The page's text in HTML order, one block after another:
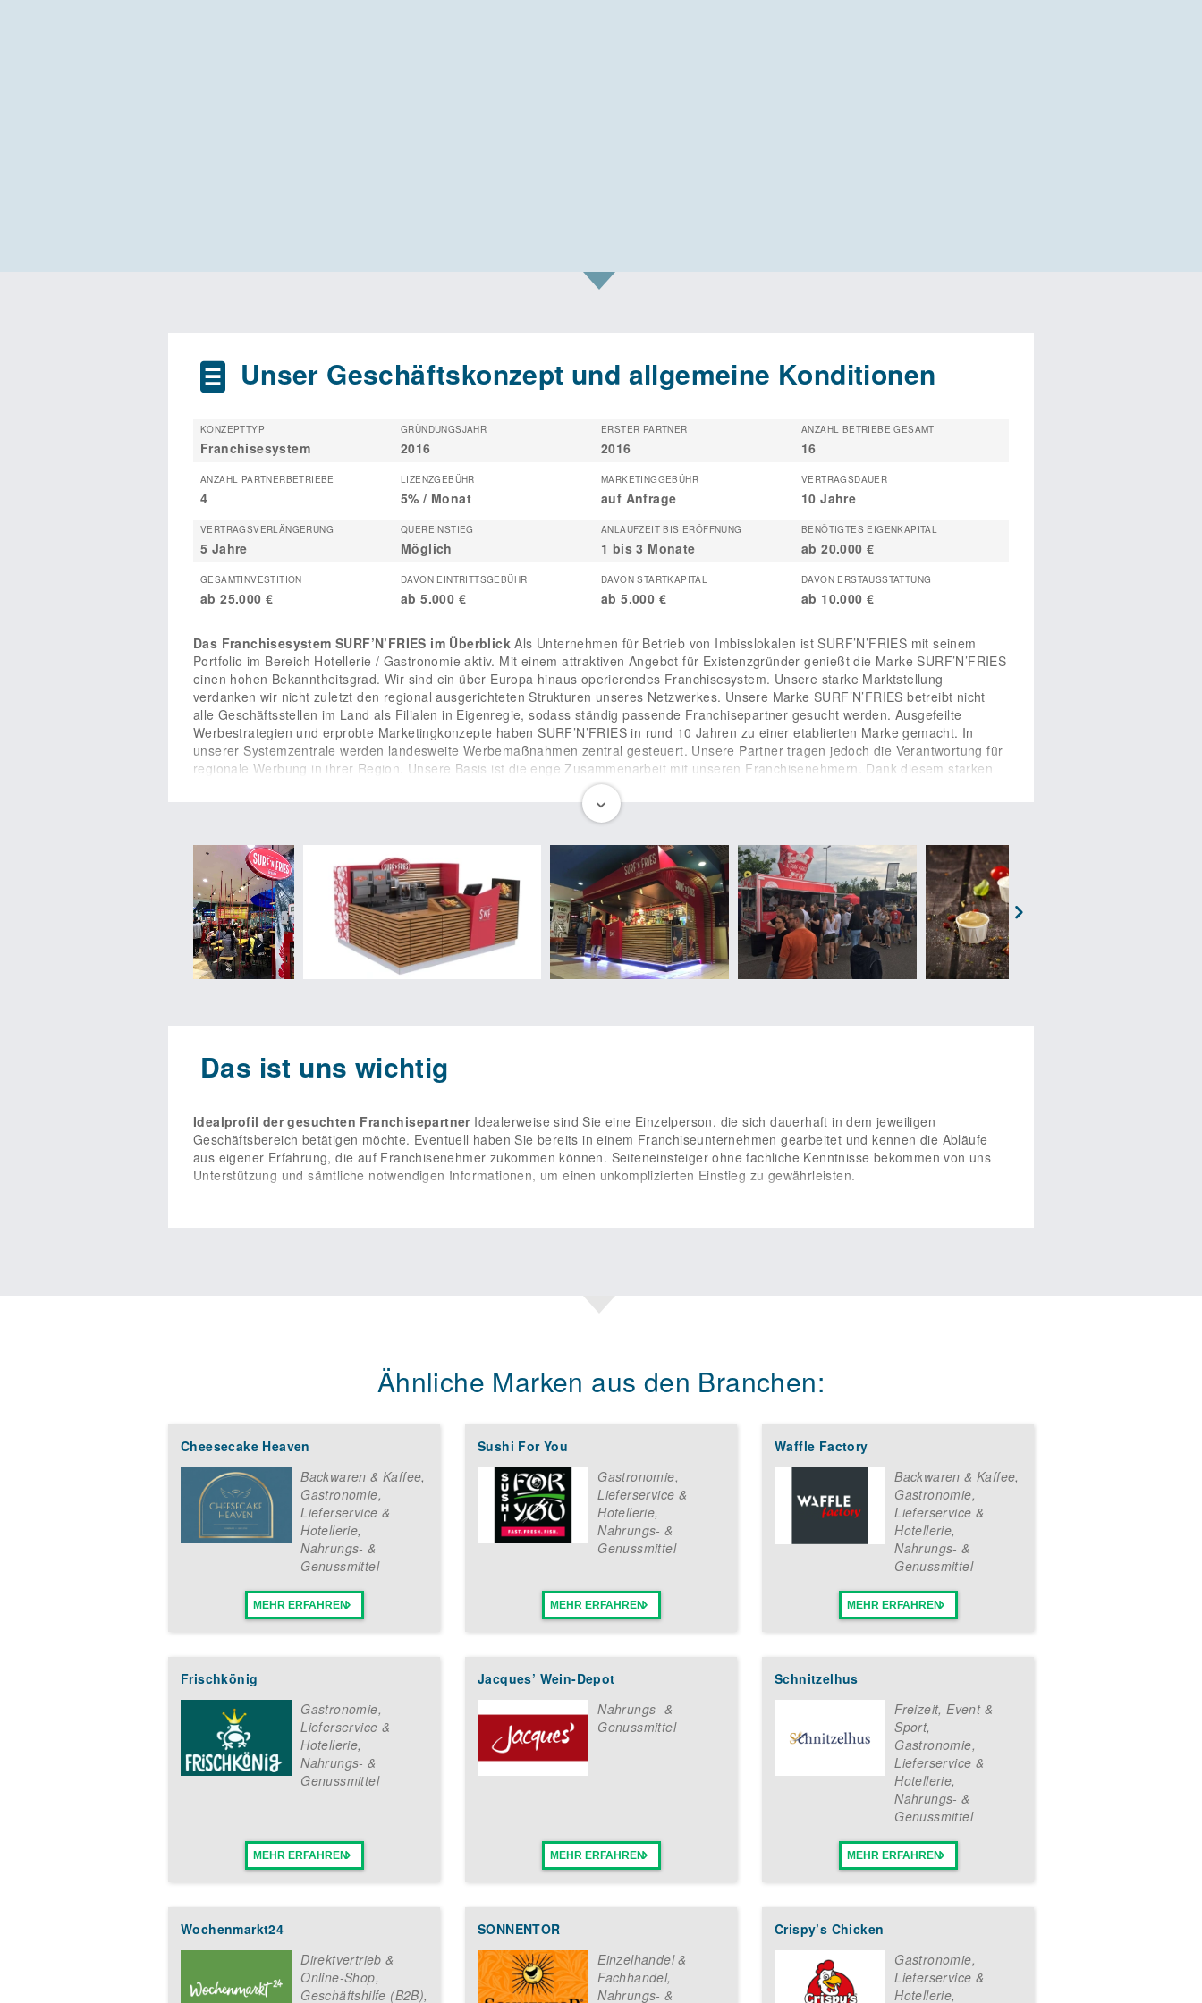
Unser Geschäftskonzept und allgemeine Konditionen
KONZEPTTYP
Franchisesystem
GRÜNDUNGSJAHR
2016
ERSTER PARTNER
2016
ANZAHL BETRIEBE GESAMT
16
ANZAHL PARTNERBETRIEBE
4
LIZENZGEBÜHR
5% / Monat
MARKETINGGEBÜHR
auf Anfrage
VERTRAGSDAUER
10 Jahre
VERTRAGSVERLÄNGERUNG
5 Jahre
QUEREINSTIEG
Möglich
ANLAUFZEIT BIS ERÖFFNUNG
1 bis 3 Monate
BENÖTIGTES EIGENKAPITAL
ab 20.000 €
GESAMTINVESTITION
ab 25.000 €
DAVON EINTRITTSGEBÜHR
ab 5.000 €
DAVON STARTKAPITAL
ab 5.000 €
DAVON ERSTAUSSTATTUNG
ab 10.000 €
Das Franchisesystem SURF’N’FRIES im Überblick Als Unternehmen für Betrieb von Imbisslokalen ist SURF’N’FRIES mit seinem
Portfolio im Bereich Hotellerie / Gastronomie aktiv. Mit einem attraktiven Angebot für Existenzgründer genießt die Marke SURF’N’FRIES
einen hohen Bekanntheitsgrad. Wir sind ein über Europa hinaus operierendes Franchisesystem. Unsere starke Marktstellung
verdanken wir nicht zuletzt den regional ausgerichteten Strukturen unseres Netzwerkes. Unsere Marke SURF’N’FRIES betreibt nicht
alle Geschäftsstellen im Land als Filialen in Eigenregie, sodass ständig passende Franchisepartner gesucht werden. Ausgefeilte
Werbestrategien und erprobte Marketingkonzepte haben SURF’N’FRIES in rund 10 Jahren zu einer etablierten Marke gemacht. In
unserer Systemzentrale werden landesweite Werbemaßnahmen zentral gesteuert. Unsere Partner tragen jedoch die Verantwortung für
regionale Werbung in ihrer Region. Unsere Basis ist die enge Zusammenarbeit mit unseren Franchisenehmern. Dank diesem starken
Netzwerk sind wir heute ein etablierter Marktteilnehmer in Deutschland.
Franchisenehmer bekommen von uns jede erdenkliche Unterstützung, sodass sie insbesondere am Anfang nicht ganz allein auf sich
gestellt sind. Wir kümmern uns dauerhaft um anfallende administrative Tätigkeiten, sodass der Fokus für unsere Partner auf dem
Vertriebsaufgaben konzentrieren. Wir stellen unseren Franchisenehmern ein umfangreiches Paket mit verschiedenen Leistungen zur
Verfügung, das ihnen bei der Existenzgründung beste Bedingungen für langfristige Erfolge bei begrenzten Kosten bietet. Wir stehen
unseren Partnern mit sachkundiger Beratung und laufender Weiterbildung bei allen Fragen rund um die Leitung eines Partnerbetriebes
zur Seite. Sie verwenden das renommierte Know-how von SURF’N’FRIES und ein umfassendes Produktangebot für sämtliche
Altersgruppen und profitieren von der Möglichkeit, bei uns zentral einzukaufen. Zur Umsetzung in der Region entwickeln unsere
erfahrenen Marketingexperten überzeugende Werbekonzepte. Auf diese Weise profitieren unsere Partner von einer starken
Werbegemeinschaft. Bei SURF’N’FRIES versteht man sich mit seinen Franchisenehmern als Partner, die sich kontinuierlich über
Erfahrungen und Neuerungen austauschen. Wir unterstützen unsere Franchisepartner aktiv und stehen ihnen mit Rat und Tat zur
freuen uns auf Sie! SURF’N’FRIES „The next big thing in Franchising!“
Next
Das ist uns wichtig
Idealprofil der gesuchten FranchisepartnerIdealerweise sind Sie eine Einzelperson, die sich dauerhaft in dem jeweiligen
Geschäftsbereich betätigen möchte. Eventuell haben Sie bereits in einem Franchiseunternehmen gearbeitet und kennen die Abläufe
aus eigener Erfahrung, die auf Franchisenehmer zukommen können. Seiteneinsteiger ohne fachliche Kenntnisse bekommen von uns
Unterstützung und sämtliche notwendigen Informationen, um einen unkomplizierten Einstieg zu gewährleisten.
Ähnliche Marken aus den Branchen:
Cheesecake Heaven
Backwaren & Kaffee,
Gastronomie,
Lieferservice &
Hotellerie,
Nahrungs- &
Genussmittel
MEHR ERFAHREN
Sushi For You
Gastronomie,
Lieferservice &
Hotellerie,
Nahrungs- &
Genussmittel
MEHR ERFAHREN
Waffle Factory
Backwaren & Kaffee,
Gastronomie,
Lieferservice &
Hotellerie,
Nahrungs- &
Genussmittel
MEHR ERFAHREN
Frischkönig
Gastronomie,
Lieferservice &
Hotellerie,
Nahrungs- &
Genussmittel
MEHR ERFAHREN
Jacques’ Wein-Depot
Nahrungs- &
Genussmittel
MEHR ERFAHREN
Schnitzelhus
Freizeit, Event &
Sport,
Gastronomie,
Lieferservice &
Hotellerie,
Nahrungs- &
Genussmittel
MEHR ERFAHREN
Wochenmarkt24
Direktvertrieb &
Online-Shop,
Geschäftshilfe (B2B),
SONNENTOR
Einzelhandel &
Fachhandel,
Nahrungs- &
Crispy’s Chicken
Gastronomie,
Lieferservice &
Hotellerie,